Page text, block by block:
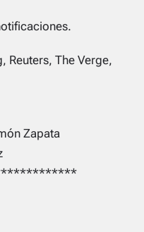
Reuters, The Verge,
Zapata